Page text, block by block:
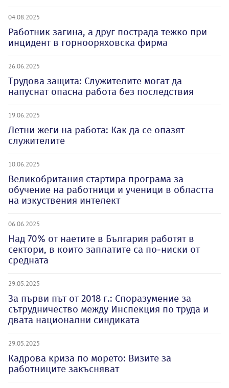
04.08.2025
Работник загина, а друг пострада тежко при
инцидент в горнооряховска фирма
26.06.2025
Трудова защита: Служителите могат да
напуснат опасна работа без последствия
19.06.2025
Летни жеги на работа: Как да се опазят
служителите
10.06.2025
Великобритания стартира програма за
обучение на работници и ученици в областта
на изкуствения интелект
06.06.2025
Над 70% от наетите в България работят в
сектори, в които заплатите са по-ниски от
средната
29.05.2025
За първи път от 2018 г.: Споразумение за
сътрудничество между Инспекция по труда и
двата национални синдиката
29.05.2025
Кадрова криза по морето: Визите за
работниците закъсняват